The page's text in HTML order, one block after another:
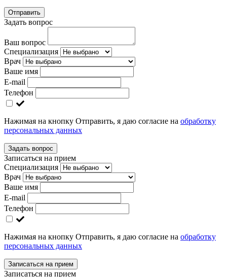
Отправить
Задать вопрос
Ваш вопрос
Специализация
Врач
Ваше имя
E-mail
Телефон
Нажимая на кнопку Отправить, я даю согласие на обработку
персональных данных
Задать вопрос
Записаться на прием
Специализация
Врач
Ваше имя
E-mail
Телефон
Нажимая на кнопку Отправить, я даю согласие на обработку
персональных данных
Записаться на прием
Записаться на прием